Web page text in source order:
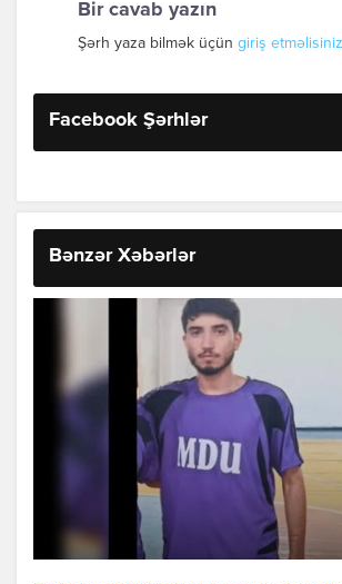
Bir cavab yazın
Şərh yaza bilmək üçün giriş etməlisiniz
Facebook Şərhlər
Bənzər Xəbərlər